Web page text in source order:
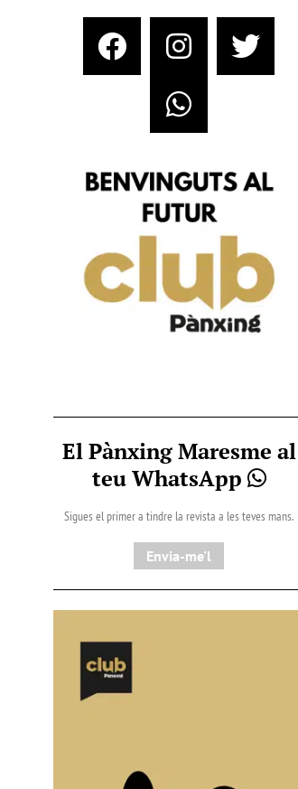
El Pànxing Maresme al
teu WhatsApp
Sigues el primer a tindre la revista a les teves mans.
Envia-me'l